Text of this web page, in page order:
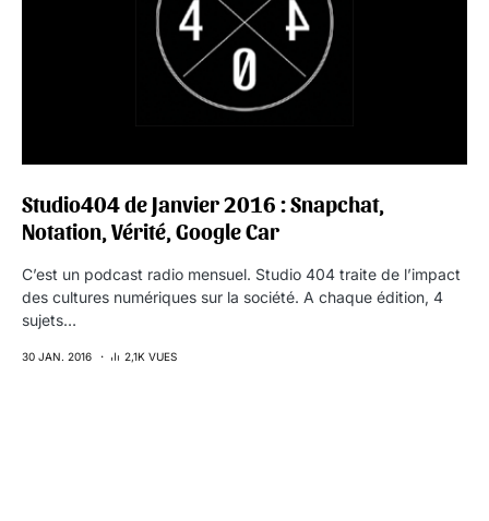
Studio404 de Janvier 2016 : Snapchat,
Notation, Vérité, Google Car
C’est un podcast radio mensuel. Studio 404 traite de l’impact
des cultures numériques sur la société. A chaque édition, 4
sujets…
30 JAN. 2016 2,1K VUES